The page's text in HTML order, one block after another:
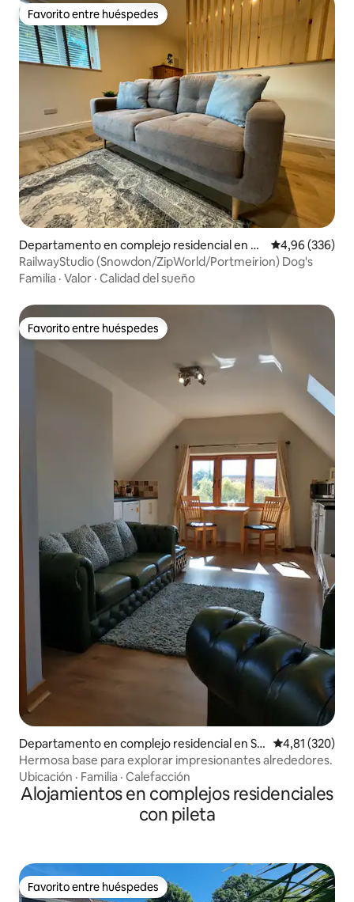
Favorito entre huéspedes
Favorito entre huéspedes
Departamento en complejo residencial en Pe
nrhyndeudraeth
Calificación
4,96 (336)
RailwayStudio (Snowdon/ZipWorld/Portmeirion) Dog's
Familia · Valor · Calidad del sueño
Favorito entre huéspedes
Favorito entre huéspedes
Departamento en complejo residencial en Sh
ropshire
Calificación
4,81 (320)
Hermosa base para explorar impresionantes alrededores.
Ubicación · Familia · Calefacción
Alojamientos en complejos residenciales
con pileta
Favorito entre huéspedes
Favorito entre huéspedes